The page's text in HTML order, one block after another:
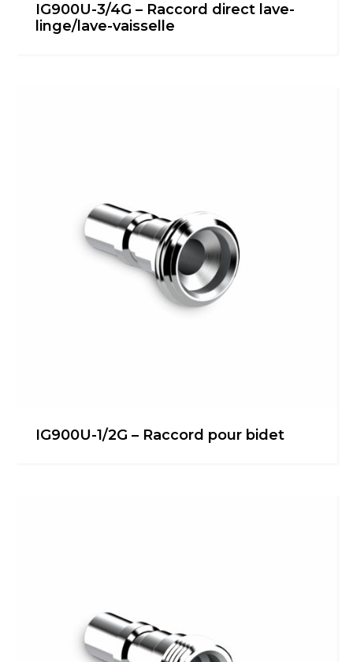
IG900U-3/4G – Raccord direct lave-
linge/lave-vaisselle
IG900U-1/2G – Raccord pour bidet